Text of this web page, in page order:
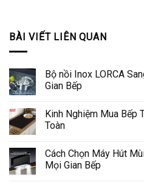
BÀI VIẾT LIÊN QUAN
Bộ nồi Inox LORCA
Gian Bếp
Kinh Nghiệm Mua Bếp
Toàn
Cách Chọn Máy Hút
Mọi Gian Bếp